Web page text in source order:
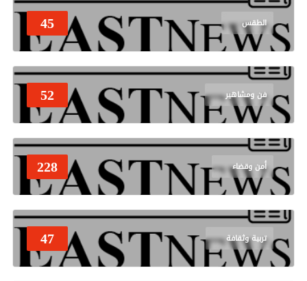
الطقس 45
فن ومشاهير 52
أمن وقضاء 228
تربية وثقافة 47